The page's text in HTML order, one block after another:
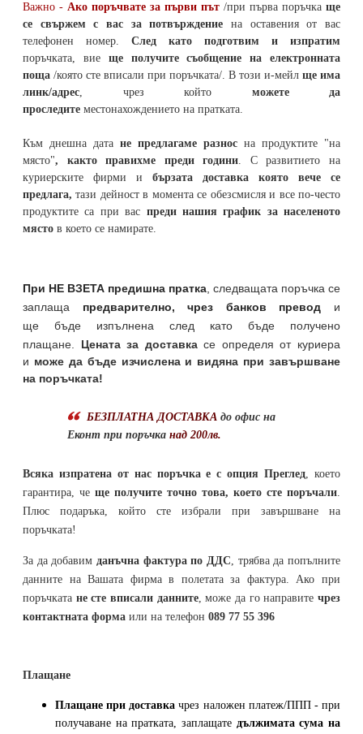
Важно - Ако поръчвате за първи път /при първа поръчка ще
се свържем с вас за потвърждение на оставения от вас
телефонен номер. След като подготвим и изпратим
поръчката, вие ще получите съобщение на електронната
поща /която сте вписали при поръчката/. В този и-мейл ще има
линк/адрес, чрез който можете да
проследите местонахождението на пратката.
Към днешна дата не предлагаме разнос на продуктите "на
място", както правихме преди години. С развитието на
куриерските фирми и бързата доставка която вече се
предлага, тази дейност в момента се обезсмисля и все по-често
продуктите са при вас преди нашия график за населеното
място в което се намирате.
При НЕ ВЗЕТА предишна пратка, следващата поръчка се
заплаща предварително, чрез банков превод и
ще бъде изпълнена след като бъде получено
плащане. Цената за доставкасе определя от куриера
и може да бъде изчислена и видяна при завършване
на поръчката!
БЕЗПЛАТНА ДОСТАВКА до офис на
Еконт при поръчка над 200лв.
Всяка изпратена от нас поръчка е с опция Преглед, което
гарантира, че ще получите точно това, което сте поръчали.
Плюс подаръка, който сте избрали при завършване на
поръчката!
За да добавим данъчна фактура по ДДС, трябва да попълните
данните на Вашата фирма в полетата за фактура. Ако при
поръчката не сте вписали данните, може да го направитечрез
контактната форма или на телефон 089 77 55 396
Плащане
Плащане при доставка чрез наложен платеж/ППП - при
получаване на пратката, заплащате дължимата сума на